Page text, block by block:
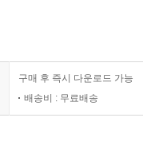
구매 후 즉시 다운로드 가능
배송비 : 무료배송